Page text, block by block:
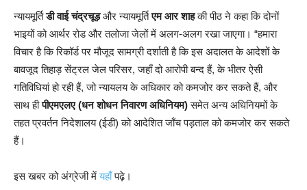
न्यायमूर्तिडी वाई चंद्रचूड़और न्यायमूर्तिएम आर शाहकी पीठ ने कहा कि दोनों
भाइयों को आर्थर रोड और तलोजा जेलों में अलग-अलग रखा जाएगा। “हमारा
विचार है कि रिकॉर्ड पर मौजूद सामग्री दर्शाती है कि इस अदालत के आदेशों के
बावजूद तिहाड़ सेंट्रल जेल परिसर, जहाँ दो आरोपी बन्द हैं, के भीतर ऐसी
गतिविधियां हो रही हैं, जो न्यायलय के अधिकार को कमजोर कर सकते हैं, और
साथ हीपीएमएलए (धन शोधन निवारण अधिनियम)समेत अन्य अधिनियमों के
तहत प्रवर्तन निदेशालय (ईडी) को आदेशित जाँच पड़ताल को कमजोर कर सकते
हैं।
इस खबर को अंग्रेजी मेंयहाँपढ़े।